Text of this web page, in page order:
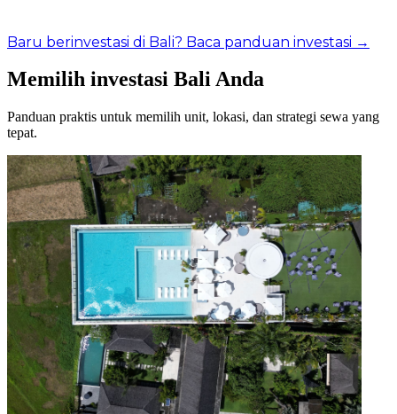
Baru berinvestasi di Bali? Baca panduan investasi →
Memilih investasi Bali Anda
Panduan praktis untuk memilih unit, lokasi, dan strategi sewa yang
tepat.